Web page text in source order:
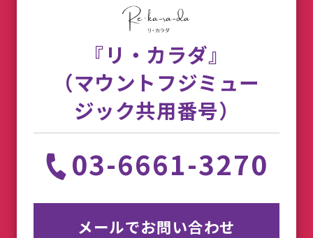
『リ・カラダ』
（マウントフジミュー
ジック共用番号）
03-6661-3270
メールでお問い合わせ